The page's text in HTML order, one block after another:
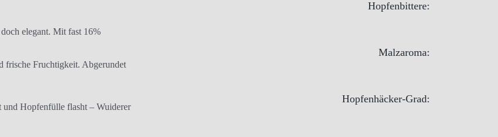
elegant. Mit fast 16%
frische Fruchtigkeit. Abgerundet
Hopfenfülle flasht – Wuiderer
Hopfenbittere:
Malzaroma:
Hopfenhäcker-Grad: